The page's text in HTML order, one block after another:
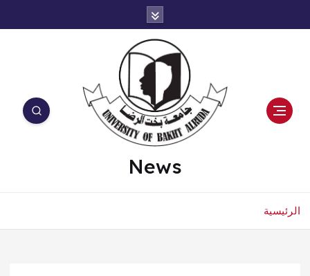
ت
News
الرئيسية